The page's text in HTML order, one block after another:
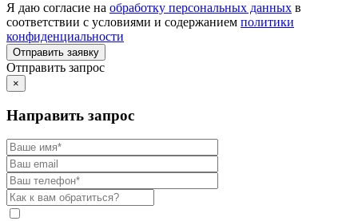
Я даю согласие на обработку персональных данных в
соответствии с условиями и содержанием политики
конфиденциальности
Отправить запрос
×
Направить запрос